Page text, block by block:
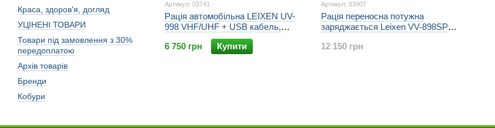
Артикул: 03741
Рація автомобільна LEIXEN UV-
998 VHF/UHF + USB кабель,
5/10/25W, 99ch, FM+200-260МГц
радіо, до 30км! ОРИГІНАЛ
6 750 грн Купити
Артикул: 03907
Рація переносна потужна
заряджається Leixen VV-898SP
скремблер, FM+200-260МГц радіо
12 150 грн
Краса, здоров'я, догляд
УЦІНЕНІ ТОВАРИ
Товари під замовлення з 30%
передоплатою
Архів товарів
Бренди
Кобури